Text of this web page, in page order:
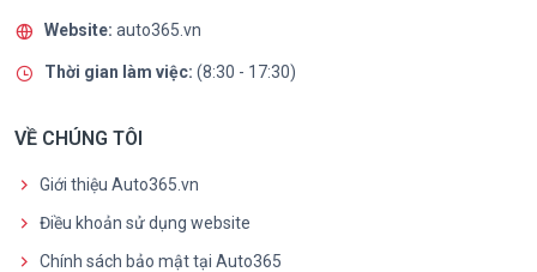
Website: auto365.vn
Thời gian làm việc: (8:30 - 17:30)
VỀ CHÚNG TÔI
Giới thiệu Auto365.vn
Điều khoản sử dụng website
Chính sách bảo mật tại Auto365